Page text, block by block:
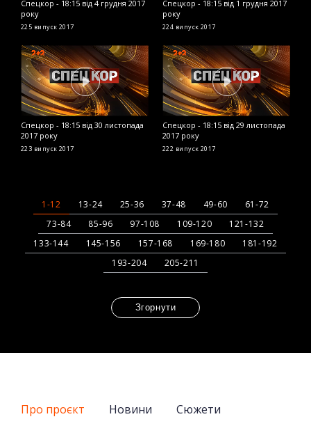
Спецкор - 18:15 від 4 грудня 2017
року
225 випуск 2017
Спецкор - 18:15 від 1 грудня 2017
року
224 випуск 2017
Спецкор - 18:15 від 30 листопада
2017 року
223 випуск 2017
Спецкор - 18:15 від 29 листопада
2017 року
222 випуск 2017
1-12 13-24 25-36 37-48 49-60
61-72
73-84
85-96 97-108 109-120
121-132
133-144
145-156 157-168 169-180
181-192
193-204
205-211
Згорнути
Про проєкт Новини
Сюжети